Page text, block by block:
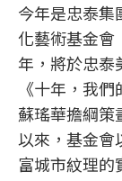
今年是忠泰集
化藝術基金會
年，將於忠泰
《十年，我
蘇瑤華擔綱策
以來，基金會
富城市紋理的